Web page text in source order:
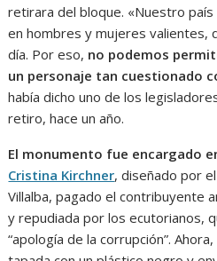
retirara del bloque. «Nuestro
en hombres y mujeres valientes,
día. Por eso, no podemos
un personaje tan cuestionado
había dicho uno de los
retiro, hace un año.
El monumento fue encargado
Cristina Kirchner, diseñado por
Villalba, pagado el contribuyente
y repudiada por los ecutorianos,
“apología de la corrupción”.